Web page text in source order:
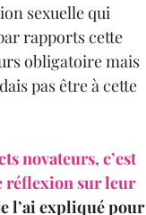
sexuelle qui
rapports cette
obligatoire mais
pas être à cette
novateurs, c’est
réflexion sur leur
l’ai expliqué pour